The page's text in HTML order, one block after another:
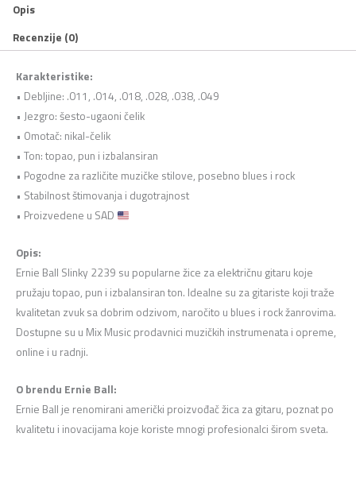
Opis
Recenzije (0)
Karakteristike:
• Debljine: .011, .014, .018, .028, .038, .049
• Jezgro: šesto-ugaoni čelik
• Omotač: nikal-čelik
• Ton: topao, pun i izbalansiran
• Pogodne za različite muzičke stilove, posebno blues i rock
• Stabilnost štimovanja i dugotrajnost
• Proizvedene u SAD
Opis:
Ernie Ball Slinky 2239 su popularne žice za električnu gitaru koje
pružaju topao, pun i izbalansiran ton. Idealne su za gitariste koji traže
kvalitetan zvuk sa dobrim odzivom, naročito u blues i rock žanrovima.
Dostupne su u Mix Music prodavnici muzičkih instrumenata i opreme,
online i u radnji.
O brendu Ernie Ball:
Ernie Ball je renomirani američki proizvođač žica za gitaru, poznat po
kvalitetu i inovacijama koje koriste mnogi profesionalci širom sveta.